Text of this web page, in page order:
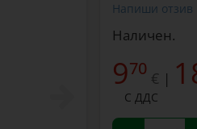
Напиши отзив
Наличен.
970 € |
С ДДС